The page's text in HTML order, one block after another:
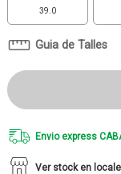
39.0
Guia de Talles
Envio express
Ver stock en